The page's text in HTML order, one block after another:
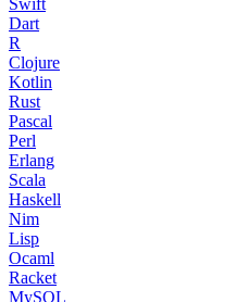
Swift
Dart
R
Clojure
Kotlin
Rust
Pascal
Perl
Erlang
Scala
Haskell
Nim
Lisp
Ocaml
Racket
MySQL